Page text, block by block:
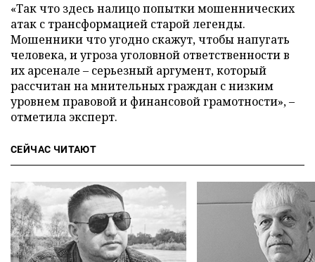
«Так что здесь налицо попытки мошеннических
атак с трансформацией старой легенды.
Мошенники что угодно скажут, чтобы напугать
человека, и угроза уголовной ответственности в
их арсенале – серьезный аргумент, который
рассчитан на мнительных граждан с низким
уровнем правовой и финансовой грамотности», –
отметила эксперт.
СЕЙЧАС ЧИТАЮТ